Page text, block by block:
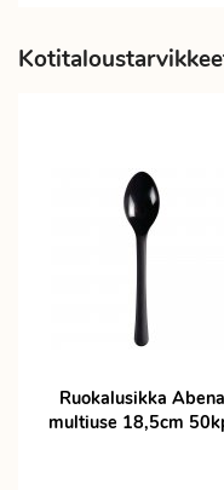
Ruokalusikka Abena
multiuse 18,5cm